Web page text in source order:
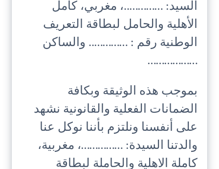
السيد: …………..، مغربي، كامل
الأهلية والحامل لبطاقة التعريف
الوطنية رقم : ………….. والساكن
………………
بموجب هذه الوثيقة وبكافة
الضمانات الفعلية والقانونية نشهد
على أنفسنا ونلتزم بأننا نوكل عنا
والدتنا السيدة: ……………، مغربية،
كاملة الاهلية والحاملة لبطاقة